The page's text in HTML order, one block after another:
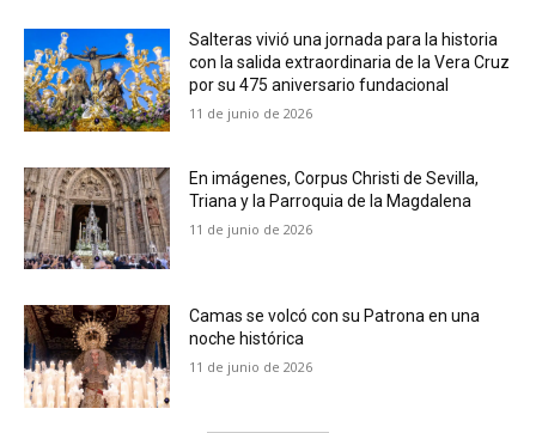
Salteras vivió una jornada para la historia
con la salida extraordinaria de la Vera Cruz
por su 475 aniversario fundacional
11 de junio de 2026
En imágenes, Corpus Christi de Sevilla,
Triana y la Parroquia de la Magdalena
11 de junio de 2026
Camas se volcó con su Patrona en una
noche histórica
11 de junio de 2026